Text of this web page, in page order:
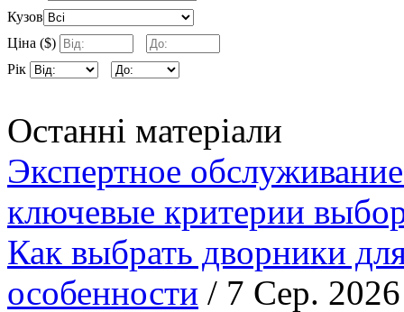
Кузов
Ціна ($)
Рік
Останні матеріали
Экспертное
ключевые критерии
Как выбрать дворники
особенности / 7 Сер. 2026